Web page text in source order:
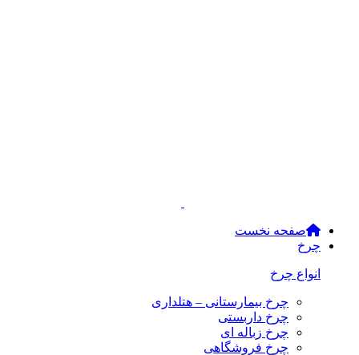
صفحه نخست
چرخ
انواع چرخ
چرخ بیمارستانی – هتلداری
چرخ داربستی
چرخ زباله ای
چرخ فروشگاهی